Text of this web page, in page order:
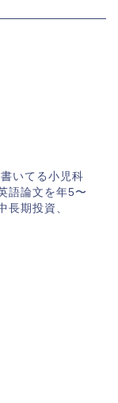
いてる小児科
語論文を年5〜
長期投資、